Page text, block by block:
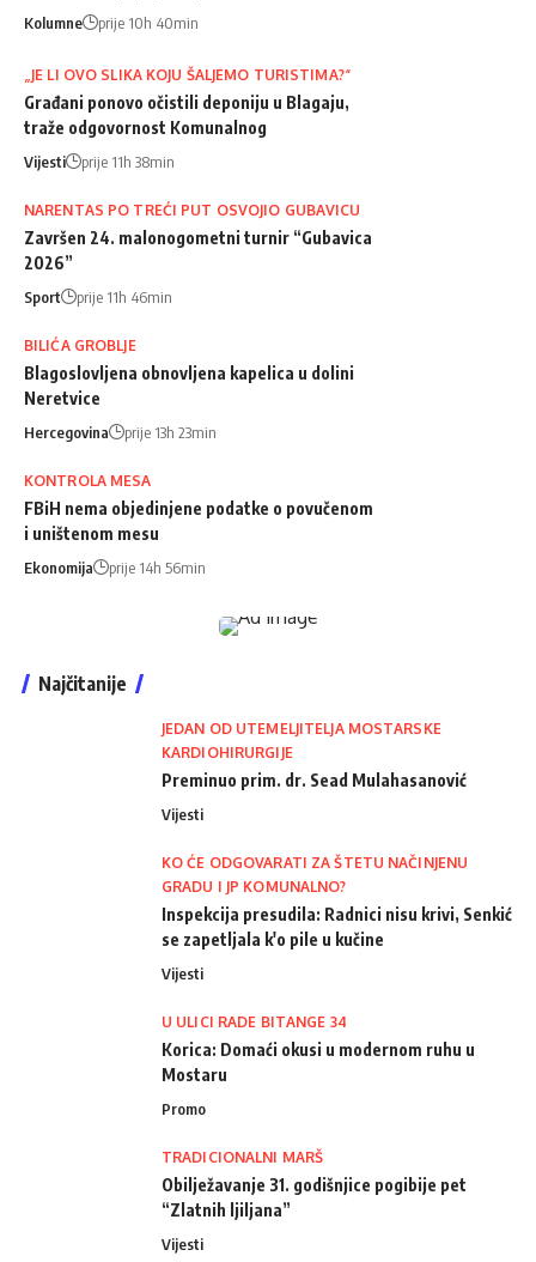
Kolumne prije 10h 40min
„JE LI OVO SLIKA KOJU ŠALJEMO TURISTIMA?“
Građani ponovo očistili deponiju u Blagaju,
traže odgovornost Komunalnog
Vijesti prije 11h 38min
NARENTAS PO TREĆI PUT OSVOJIO GUBAVICU
Završen 24. malonogometni turnir “Gubavica
2026”
Sport prije 11h 46min
BILIĆA GROBLJE
Blagoslovljena obnovljena kapelica u dolini
Neretvice
Hercegovina prije 13h 23min
KONTROLA MESA
FBiH nema objedinjene podatke o povučenom
i uništenom mesu
Ekonomija prije 14h 56min
Najčitanije
JEDAN OD UTEMELJITELJA MOSTARSKE
KARDIOHIRURGIJE
Preminuo prim. dr. Sead Mulahasanović
Vijesti
KO ĆE ODGOVARATI ZA ŠTETU NAČINJENU
GRADU I JP KOMUNALNO?
Inspekcija presudila: Radnici nisu krivi, Senkić
se zapetljala k'o pile u kučine
Vijesti
U ULICI RADE BITANGE 34
Korica: Domaći okusi u modernom ruhu u
Mostaru
Promo
TRADICIONALNI MARŠ
Obilježavanje 31. godišnjice pogibije pet
“Zlatnih ljiljana”
Vijesti